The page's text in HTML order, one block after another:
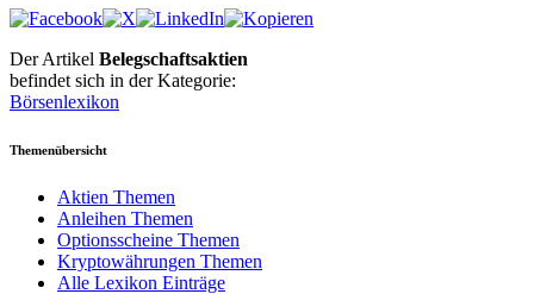
Der Artikel Belegschaftsaktien
befindet sich in der Kategorie:
Börsenlexikon
Themenübersicht
Aktien Themen
Anleihen Themen
Optionsscheine Themen
Kryptowährungen Themen
Alle Lexikon Einträge